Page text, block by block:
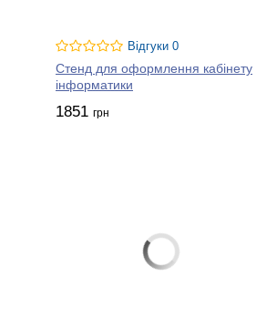
Відгуки 0
Стенд для оформлення кабінету
інформатики
1851 грн